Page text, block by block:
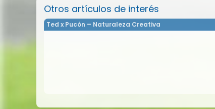
Otros artículos de interés
Ted x Pucón – Naturaleza Creativa